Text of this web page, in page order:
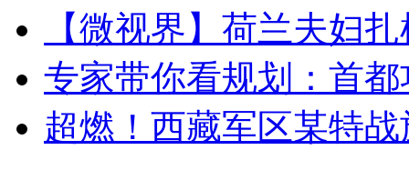
【微视界】荷兰夫妇
专家带你看规划：首
超燃！西藏军区某特